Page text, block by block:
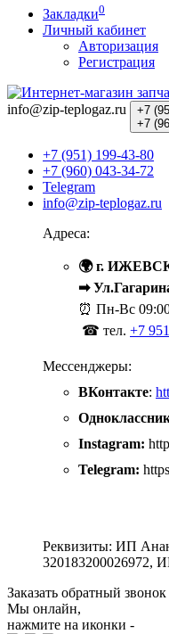
Закладки0
Личный кабинет
Авторизация
Регистрация
info@zip-teplogaz.ru +7
+7
+7 (951) 199-43-80
+7 (960) 043-34-72
Telegram
info@zip-teplogaz.ru
Адреса:
🌍 г.
➡
⏰ Пн-Вс
☎ тел. +7
Мессенджеры:
ВКонтакте:
Instagram:
Telegram:
Реквизиты: ИП
320183200026972,
Заказать обратный звонок
Мы онлайн,
нажмите на иконки -